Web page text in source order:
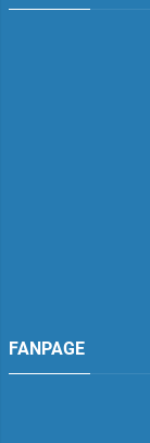
FANPAGE